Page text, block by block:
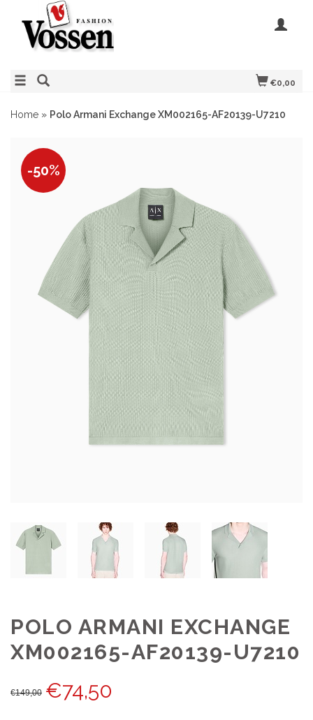
€0,00
Home » Polo Armani Exchange XM002165-AF20139-U7210
-50%
POLO ARMANI EXCHANGE
XM002165-AF20139-U7210
€149,00 €74,50